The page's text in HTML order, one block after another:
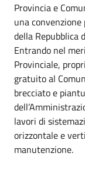
Provincia e
una
della Repubblica
Entrando nel
Provinciale,
gratuito al
brecciato e
lavori di
orizzontale e
manutenzione.